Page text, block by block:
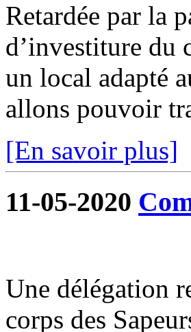
Retardée par la
d’investiture du
un local adapté
allons pouvoir
[En savoir plus]
11-05-2020
Une délégation
corps des